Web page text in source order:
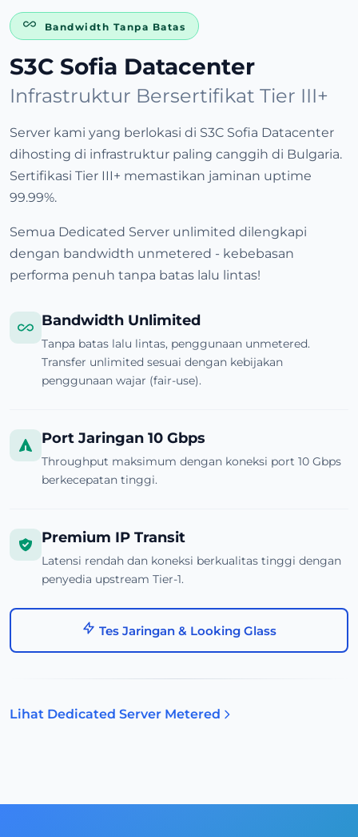
Bandwidth Tanpa Batas
S3C Sofia Datacenter
Infrastruktur Bersertifikat Tier III+
Server kami yang berlokasi di S3C Sofia Datacenter
dihosting di infrastruktur paling canggih di Bulgaria.
Sertifikasi Tier III+ memastikan jaminan uptime
99.99%.
Semua Dedicated Server unlimited dilengkapi
dengan bandwidth unmetered - kebebasan
performa penuh tanpa batas lalu lintas!
Bandwidth Unlimited
Tanpa batas lalu lintas, penggunaan unmetered.
Transfer unlimited sesuai dengan kebijakan
penggunaan wajar (fair-use).
Port Jaringan 10 Gbps
Throughput maksimum dengan koneksi port 10 Gbps
berkecepatan tinggi.
Premium IP Transit
Latensi rendah dan koneksi berkualitas tinggi dengan
penyedia upstream Tier-1.
Tes Jaringan & Looking Glass
Lihat Dedicated Server Metered